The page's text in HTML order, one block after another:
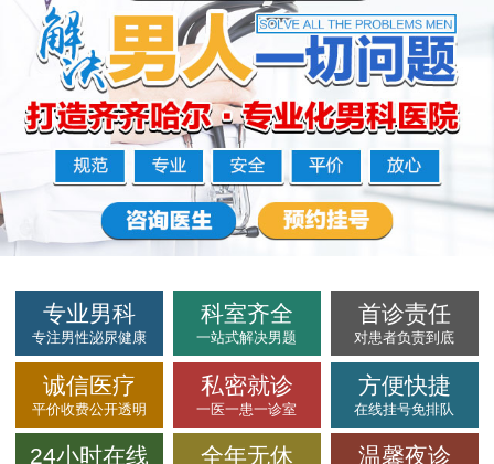
专业男科
专注男性泌尿健康
科室齐全
一站式解决男题
首诊责任
对患者负责到底
诚信医疗
平价收费公开透明
私密就诊
一医一患一诊室
方便快捷
在线挂号免排队
24小时在线 全年无休 温馨夜诊